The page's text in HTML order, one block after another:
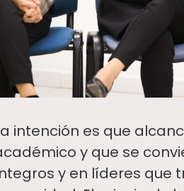
intención es que
y que se
y en líderes que